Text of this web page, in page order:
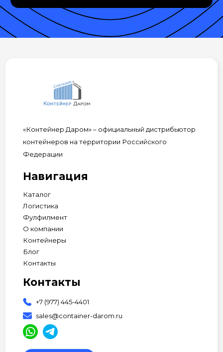
«Контейнер Даром» – официальный дистрибьютор
контейнеров на территории Российского
Федерации
Навигация
Каталог
Логистика
Фулфилмент
О компании
Контейнеры
Блог
Контакты
Контакты
+7 (977) 445-4401
sales@container-darom.ru